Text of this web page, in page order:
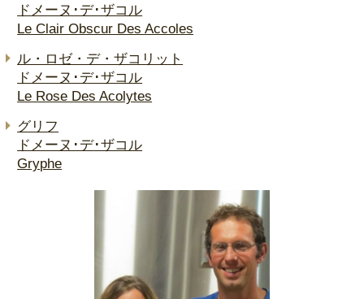
ドメーヌ･デ･ザコル
Le Clair Obscur Des Accoles
ル・ロゼ・デ・ザコリット
ドメーヌ･デ･ザコル
Le Rose Des Acolytes
グリフ
ドメーヌ･デ･ザコル
Gryphe